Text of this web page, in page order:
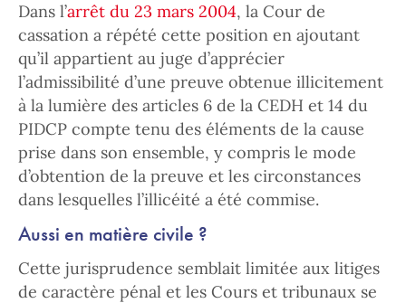
Dans l’arrêt du 23 mars 2004, la Cour de
cassation a répété cette position en ajoutant
qu’il appartient au juge d’apprécier
l’admissibilité d’une preuve obtenue illicitement
à la lumière des articles 6 de la CEDH et 14 du
PIDCP compte tenu des éléments de la cause
prise dans son ensemble, y compris le mode
d’obtention de la preuve et les circonstances
dans lesquelles l’illicéité a été commise.
Aussi en matière civile ?
Cette jurisprudence semblait limitée aux litiges
de caractère pénal et les Cours et tribunaux se